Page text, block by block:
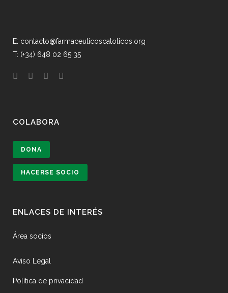
E: contacto@farmaceuticoscatolicos.org
T: (+34) 648 02 65 35
COLABORA
DONA
HACERSE SOCIO
ENLACES DE INTERÉS
Área socios
Aviso Legal
Política de privacidad